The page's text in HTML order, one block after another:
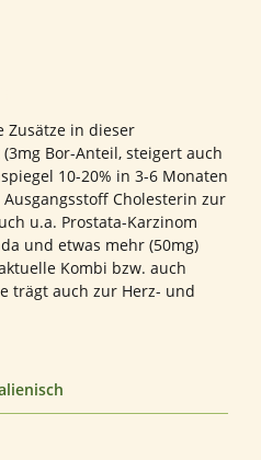
Zusätze in dieser
Bor-Anteil, steigert auch
10-20% in 3-6 Monaten
Cholesterin zur
u.a. Prostata-Karzinom
und etwas mehr (50mg)
Kombi bzw. auch
trägt auch zur Herz- und